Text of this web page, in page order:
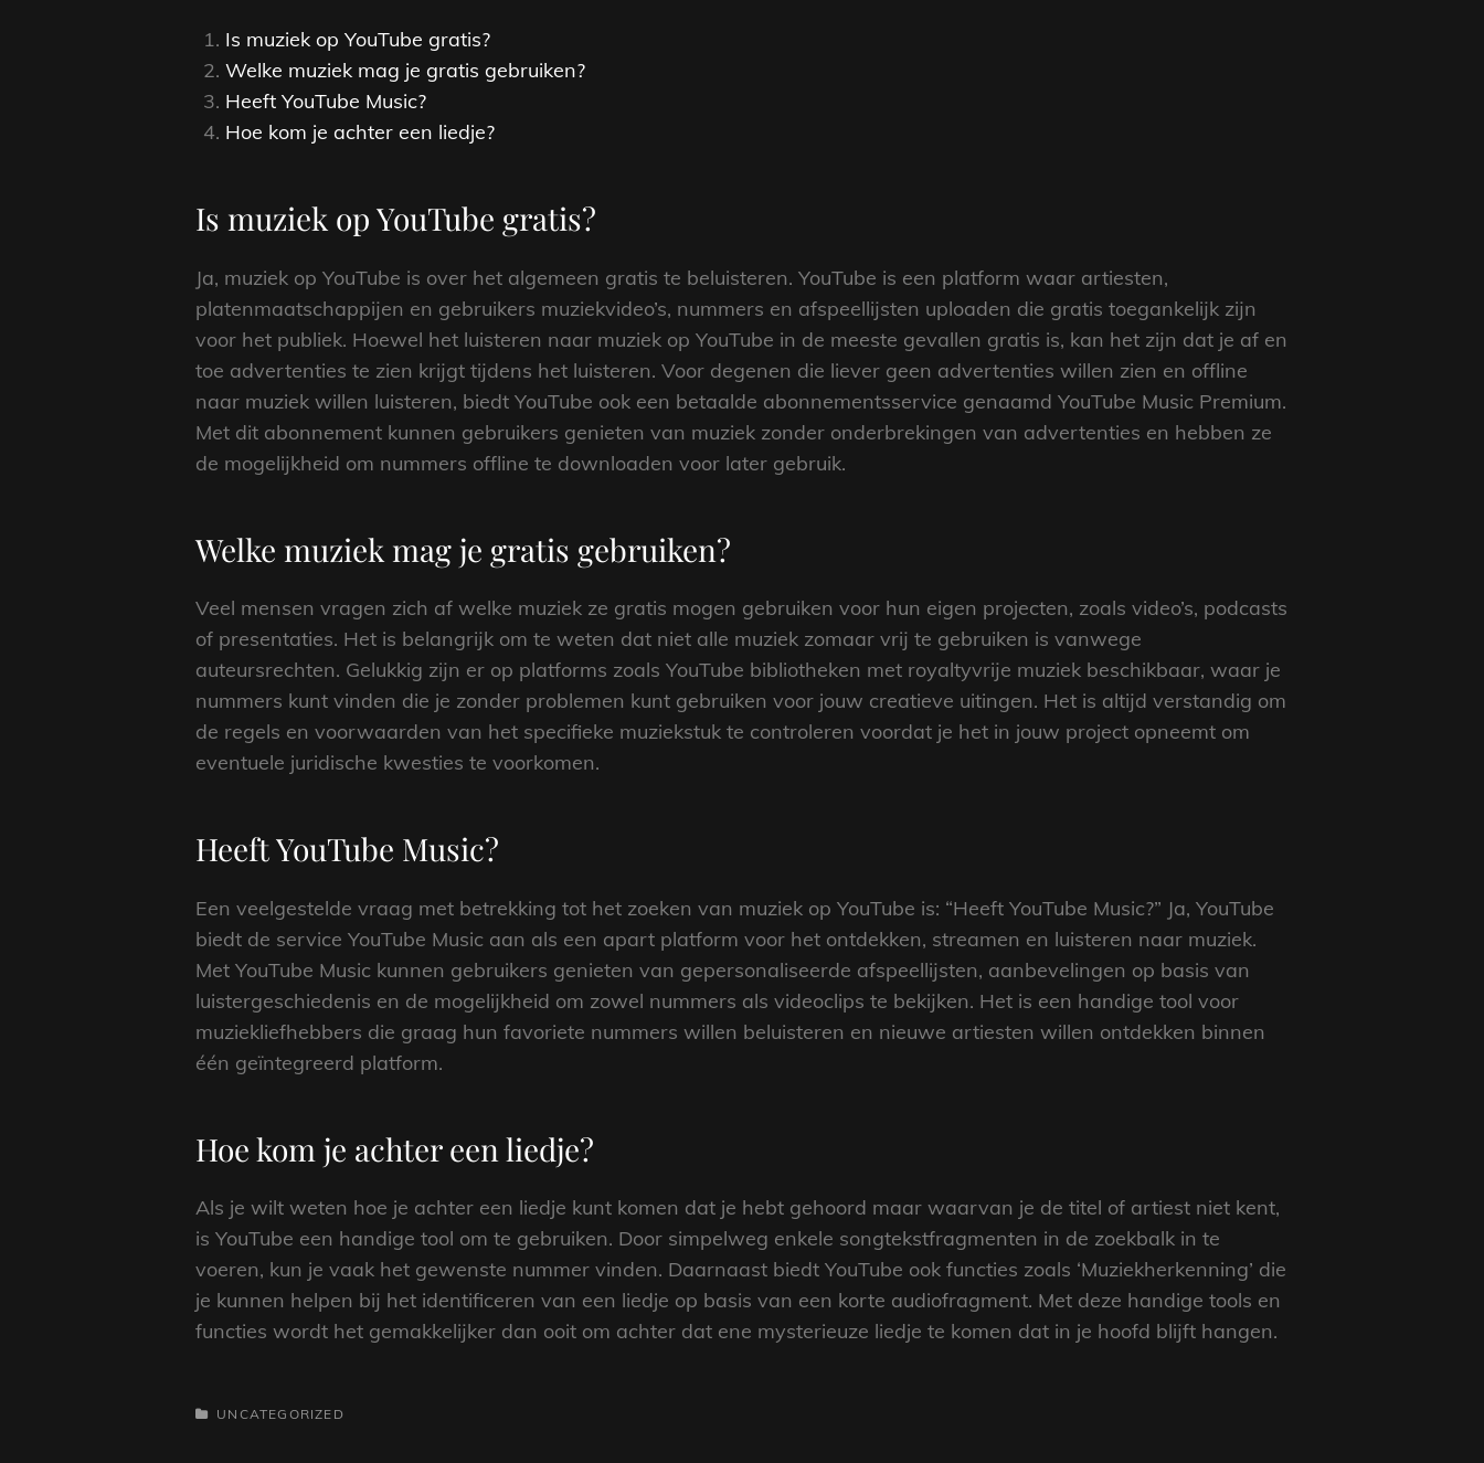
Is muziek op YouTube gratis?
Welke muziek mag je gratis gebruiken?
Heeft YouTube Music?
Hoe kom je achter een liedje?
Is muziek op YouTube gratis?
Ja, muziek op YouTube is over het algemeen gratis te beluisteren. YouTube is een platform waar artiesten,
platenmaatschappijen en gebruikers muziekvideo’s, nummers en afspeellijsten uploaden die gratis toegankelijk zijn
voor het publiek. Hoewel het luisteren naar muziek op YouTube in de meeste gevallen gratis is, kan het zijn dat je af en
toe advertenties te zien krijgt tijdens het luisteren. Voor degenen die liever geen advertenties willen zien en offline
naar muziek willen luisteren, biedt YouTube ook een betaalde abonnementsservice genaamd YouTube Music Premium.
Met dit abonnement kunnen gebruikers genieten van muziek zonder onderbrekingen van advertenties en hebben ze
de mogelijkheid om nummers offline te downloaden voor later gebruik.
Welke muziek mag je gratis gebruiken?
Veel mensen vragen zich af welke muziek ze gratis mogen gebruiken voor hun eigen projecten, zoals video’s, podcasts
of presentaties. Het is belangrijk om te weten dat niet alle muziek zomaar vrij te gebruiken is vanwege
auteursrechten. Gelukkig zijn er op platforms zoals YouTube bibliotheken met royaltyvrije muziek beschikbaar, waar je
nummers kunt vinden die je zonder problemen kunt gebruiken voor jouw creatieve uitingen. Het is altijd verstandig om
de regels en voorwaarden van het specifieke muziekstuk te controleren voordat je het in jouw project opneemt om
eventuele juridische kwesties te voorkomen.
Heeft YouTube Music?
Een veelgestelde vraag met betrekking tot het zoeken van muziek op YouTube is: “Heeft YouTube Music?” Ja, YouTube
biedt de service YouTube Music aan als een apart platform voor het ontdekken, streamen en luisteren naar muziek.
Met YouTube Music kunnen gebruikers genieten van gepersonaliseerde afspeellijsten, aanbevelingen op basis van
luistergeschiedenis en de mogelijkheid om zowel nummers als videoclips te bekijken. Het is een handige tool voor
muziekliefhebbers die graag hun favoriete nummers willen beluisteren en nieuwe artiesten willen ontdekken binnen
één geïntegreerd platform.
Hoe kom je achter een liedje?
Als je wilt weten hoe je achter een liedje kunt komen dat je hebt gehoord maar waarvan je de titel of artiest niet kent,
is YouTube een handige tool om te gebruiken. Door simpelweg enkele songtekstfragmenten in de zoekbalk in te
voeren, kun je vaak het gewenste nummer vinden. Daarnaast biedt YouTube ook functies zoals ‘Muziekherkenning’ die
je kunnen helpen bij het identificeren van een liedje op basis van een korte audiofragment. Met deze handige tools en
functies wordt het gemakkelijker dan ooit om achter dat ene mysterieuze liedje te komen dat in je hoofd blijft hangen.
CATEGORIEËN
UNCATEGORIZED